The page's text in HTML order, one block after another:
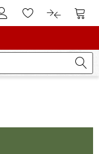
Til kundekontoenTil huskesedlen.
Til Til